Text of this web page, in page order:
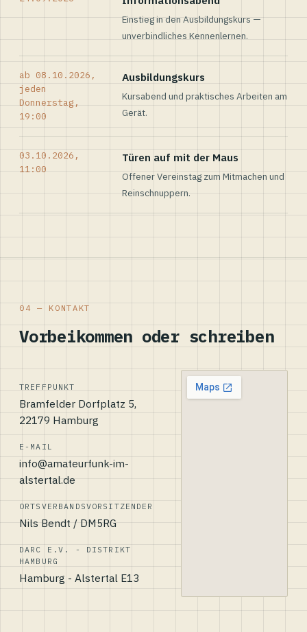
Einstieg in den Ausbildungskurs —
unverbindliches Kennenlernen.
ab 08.10.2026,
jeden
Donnerstag,
19:00
Ausbildungskurs
Kursabend und praktisches Arbeiten am
Gerät.
03.10.2026,
11:00
Türen auf mit der Maus
Offener Vereinstag zum Mitmachen und
Reinschnuppern.
04 — KONTAKT
Vorbeikommen oder schreiben
TREFFPUNKT
Bramfelder Dorfplatz 5,
22179 Hamburg
E-MAIL
info@amateurfunk-im-
alstertal.de
ORTSVERBANDSVORSITZENDER
Nils Bendt / DM5RG
DARC E.V. - DISTRIKT
HAMBURG
Hamburg - Alstertal E13